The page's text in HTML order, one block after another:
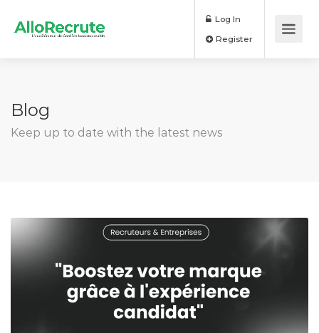
Log In
Blog
Keep up to date with the latest news